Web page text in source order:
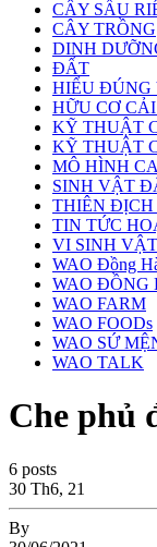
CÂY SẦU
CÂY TRỒNG
DINH
ĐẤT
HIỂU
HỮU CƠ
KỸ THUẬT
KỸ THUẬT
MÔ HÌNH
SINH VẬT
THIÊN ĐỊCH
TIN TỨC
VI SINH VẬT
WAO Đồng
WAO ĐỒNG
WAO FARM
WAO FOODs
WAO SỨ
WAO TALK
Che phủ
6 posts
30 Th6, 21
By